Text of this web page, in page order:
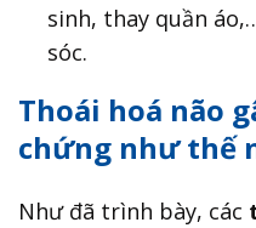
sinh, thay quần
sóc.
Thoái hoá não
chứng như thế
Như đã trình bày, các